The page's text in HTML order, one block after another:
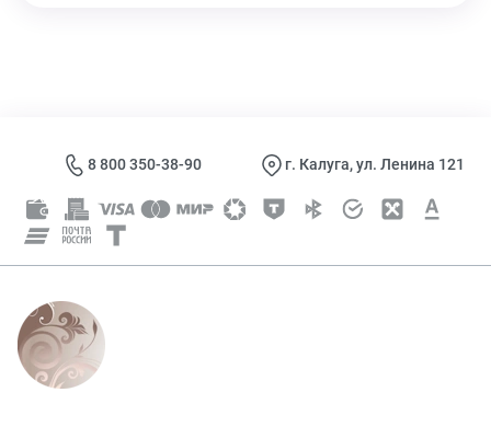
8 800 350-38-90 г. Калуга, ул. Ленина 121